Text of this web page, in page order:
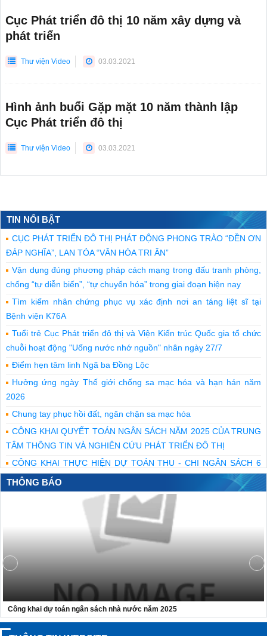
Cục Phát triển đô thị 10 năm xây dựng và
phát triển
Thư viện Video 03.03.2021
Hình ảnh buổi Gặp mặt 10 năm thành lập
Cục Phát triển đô thị
Thư viện Video 03.03.2021
TIN NỔI BẬT
CỤC PHÁT TRIỂN ĐÔ THỊ PHÁT ĐỘNG PHONG TRÀO “ĐỀN ƠN
ĐÁP NGHĨA”, LAN TỎA “VĂN HÓA TRI ÂN”
Vận dụng đúng phương pháp cách mạng trong đấu tranh phòng,
chống “tự diễn biến”, “tự chuyển hóa” trong giai đoạn hiện nay
Tìm kiếm nhân chứng phục vụ xác định nơi an táng liệt sĩ tại
Bệnh viện K76A
Tuổi trẻ Cục Phát triển đô thị và Viện Kiến trúc Quốc gia tổ chức
chuỗi hoạt động "Uống nước nhớ nguồn" nhân ngày 27/7
Điểm hẹn tâm linh Ngã ba Đồng Lộc
Hưởng ứng ngày Thế giới chống sa mạc hóa và hạn hán năm
2026
Chung tay phục hồi đất, ngăn chặn sa mạc hóa
CÔNG KHAI QUYẾT TOÁN NGÂN SÁCH NĂM 2025 CỦA TRUNG
TÂM THÔNG TIN VÀ NGHIÊN CỨU PHÁT TRIỂN ĐÔ THỊ
CÔNG KHAI THỰC HIỆN DỰ TOÁN THU - CHI NGÂN SÁCH 6
THÁNG NĂM 2026 CỦA TRUNG TÂM THÔNG TIN VÀ NGHIÊN
CỨU PHÁT TRIỂN ĐÔ THỊ
Bộ Xây dựng tri ân những người đã ngã xuống để giữ mạch máu
Bộ trưởng Trần Hồng Minh dâng hương tưởng niệm các anh
hùng liệt sĩ tại Quảng Trị
CÔNG KHAI THỰC HIỆN DỰ TOÁN THU, CHI NGÂN SÁCH 6
THÁNG ĐẦU NĂM 2026 - CỤC PHÁT TRIỂN ĐÔ THỊ
THÔNG BÁO
Công khai dự toán ngân sách nhà nước năm 2025